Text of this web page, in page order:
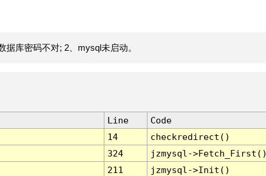
库密码不对; 2、mysql未启动。
Line
Code
14
checkredirect()
324
jzmysql-
211
jzmysql->Init()